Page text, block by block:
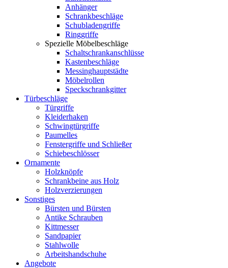
Anhänger
Schrankbeschläge
Schubladengriffe
Ringgriffe
Spezielle Möbelbeschläge
Schaltschrankanschlüsse
Kastenbeschläge
Messinghauptstädte
Möbelrollen
Speckschrankgitter
Türbeschläge
Türgriffe
Kleiderhaken
Schwingtürgriffe
Paumelles
Fenstergriffe und Schließer
Schiebeschlösser
Ornamente
Holzknöpfe
Schrankbeine aus Holz
Holzverzierungen
Sonstiges
Bürsten und Bürsten
Antike Schrauben
Kittmesser
Sandpapier
Stahlwolle
Arbeitshandschuhe
Angebote